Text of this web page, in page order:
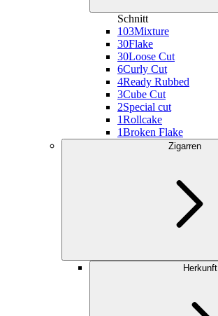
Schnitt
103Mixture
30Flake
30Loose Cut
6Curly Cut
4Ready Rubbed
3Cube Cut
2Special cut
1Rollcake
1Broken Flake
Zigarren
Herkunft